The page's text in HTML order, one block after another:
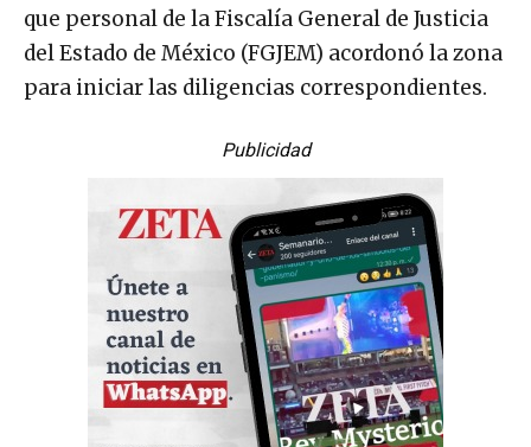
que personal de la Fiscalía General de Justicia
del Estado de México (FGJEM) acordonó la zona
para iniciar las diligencias correspondientes.
Publicidad